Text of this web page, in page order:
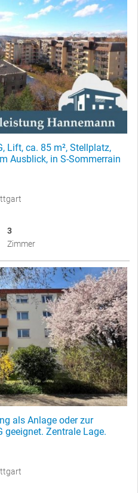
Lift, ca. 85 m², Stellplatz,
Ausblick, in S-Sommerrain
3
Zimmer
als Anlage oder zur
geeignet. Zentrale Lage.